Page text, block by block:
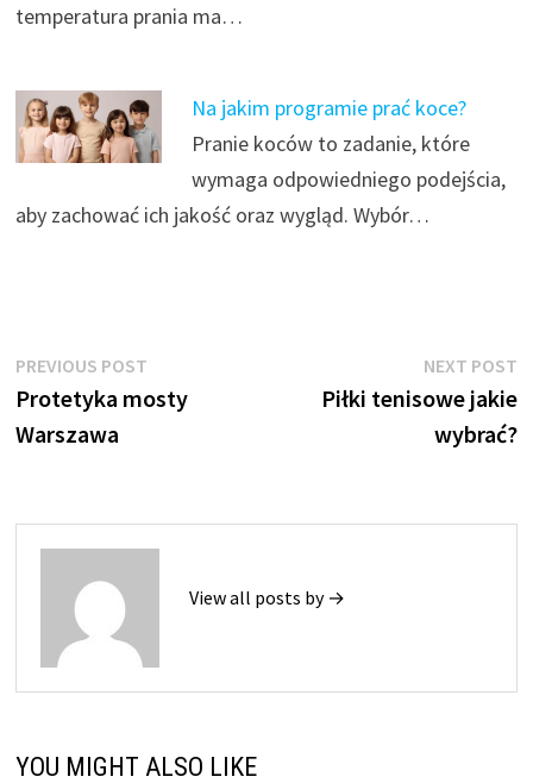
temperatura prania ma…
Na jakim programie prać koce?
Pranie koców to zadanie, które
wymaga odpowiedniego podejścia,
aby zachować ich jakość oraz wygląd. Wybór…
Nawigacja
wpisu
PREVIOUS POSTPrevious
post:
Protetyka mosty
Warszawa
NEXT POST
Piłki tenisowe jakie
wybrać?
View all posts by →
YOU MIGHT ALSO LIKE